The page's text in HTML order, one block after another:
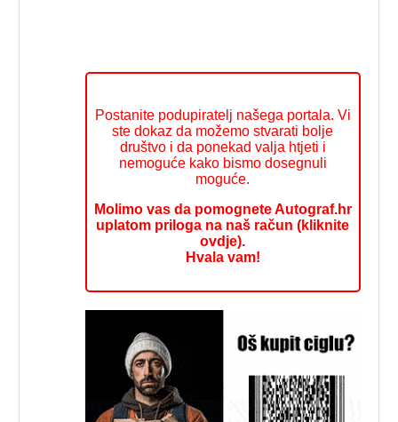
Postanite podupiratelj našega portala. Vi
ste dokaz da možemo stvarati bolje
društvo i da ponekad valja htjeti i
nemoguće kako bismo dosegnuli
moguće.
Molimo vas da pomognete Autograf.hr
uplatom priloga na naš račun (kliknite
ovdje).
Hvala vam!